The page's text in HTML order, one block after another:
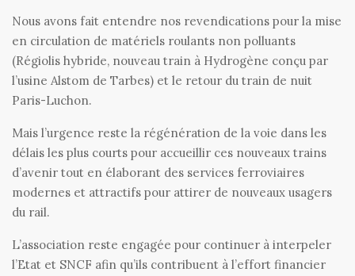
Nous avons fait entendre nos revendications pour la mise
en circulation de matériels roulants non polluants
(Régiolis hybride, nouveau train à Hydrogène conçu par
l’usine Alstom de Tarbes) et le retour du train de nuit
Paris-Luchon.
Mais l’urgence reste la régénération de la voie dans les
délais les plus courts pour accueillir ces nouveaux trains
d’avenir tout en élaborant des services ferroviaires
modernes et attractifs pour attirer de nouveaux usagers
du rail.
L’association reste engagée pour continuer à interpeler
l’Etat et SNCF afin qu’ils contribuent à l’effort financier